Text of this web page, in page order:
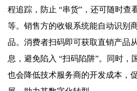
程追踪，防止 “串货”，还可随时查
等。销售方的收银系统能自动识别
品。消费者扫码即可获取直销产品
息，避免陷入 “扫码陷阱”。同时，
也会降低技术服务商的开发成本，